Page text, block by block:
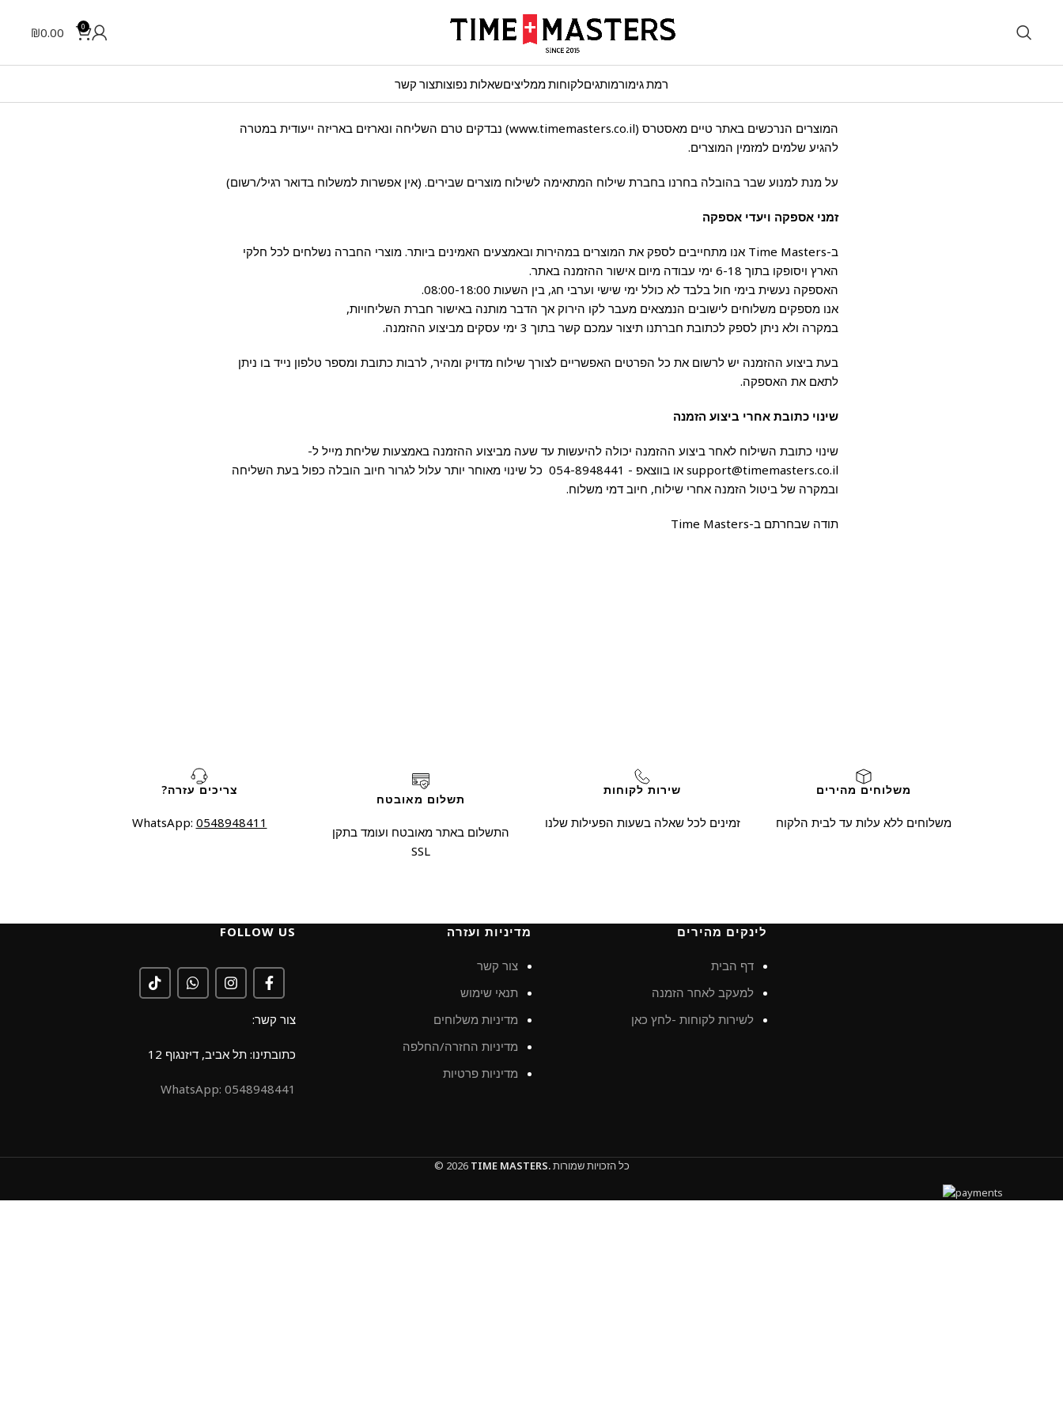
0
₪0.00
רמת גימורמותגיםלקוחות ממליציםשאלות נפוצותצור קשר
המוצרים הנרכשים באתר טיים מאסטרס (www.timemasters.co.il) נבדקים טרם השליחה ונארזים באריזה ייעודית במטרה
להגיע שלמים למזמין המוצרים.
על מנת למנוע שבר בהובלה בחרנו בחברת שילוח המתאימה לשילוח מוצרים שבירים. (אין אפשרות למשלוח בדואר רגיל/רשום)
זמני אספקה ויעדי אספקה
ב-Time Masters אנו מתחייבים לספק את המוצרים במהירות ובאמצעים האמינים ביותר. מוצרי החברה נשלחים לכל חלקי
הארץ ויסופקו בתוך 6-18 ימי עבודה מיום אישור ההזמנה באתר.
האספקה נעשית בימי חול בלבד לא כולל ימי שישי וערבי חג, בין השעות 08:00-18:00.
אנו מספקים משלוחים לישובים הנמצאים מעבר לקו הירוק אך הדבר מותנה באישור חברת השליחויות,
במקרה ולא ניתן לספק לכתובת חברתנו תיצור עמכם קשר בתוך 3 ימי עסקים מביצוע ההזמנה.
בעת ביצוע ההזמנה יש לרשום את כל הפרטים האפשריים לצורך שילוח מדויק ומהיר, לרבות כתובת ומספר טלפון נייד בו ניתן
לתאם את האספקה.
שינוי כתובת אחרי ביצוע הזמנה
שינוי כתובת השילוח לאחר ביצוע ההזמנה יכולה להיעשות עד שעה מביצוע ההזמנה באמצעות שליחת מייל ל-
support@timemasters.co.il או בווצאפ - 054-8948441 כל שינוי מאוחר יותר עלול לגרור חיוב הובלה כפול בעת השליחה
ובמקרה של ביטול הזמנה אחרי שילוח, חיוב דמי משלוח.
תודה שבחרתם ב-Time Masters
משלוחים מהירים
משלוחים ללא עלות עד לבית הלקוח
שירות לקוחות
זמינים לכל שאלה בשעות הפעילות שלנו
תשלום מאובטח
התשלום באתר מאובטח ועומד בתקן
SSL
צריכים עזרה?
WhatsApp: 0548948411
לינקים מהירים
דף הבית
למעקב לאחר הזמנה
לשירות לקוחות -לחץ כאן
מדיניות ועזרה
צור קשר
תנאי שימוש
מדיניות משלוחים
מדיניות החזרה/החלפה
מדיניות פרטיות
FOLLOW US
צור קשר:
כתובתינו: תל אביב, דיזנגוף 12
0548948441 :WhatsApp
© 2026 TIME MASTERS.כל הזכויות שמורות